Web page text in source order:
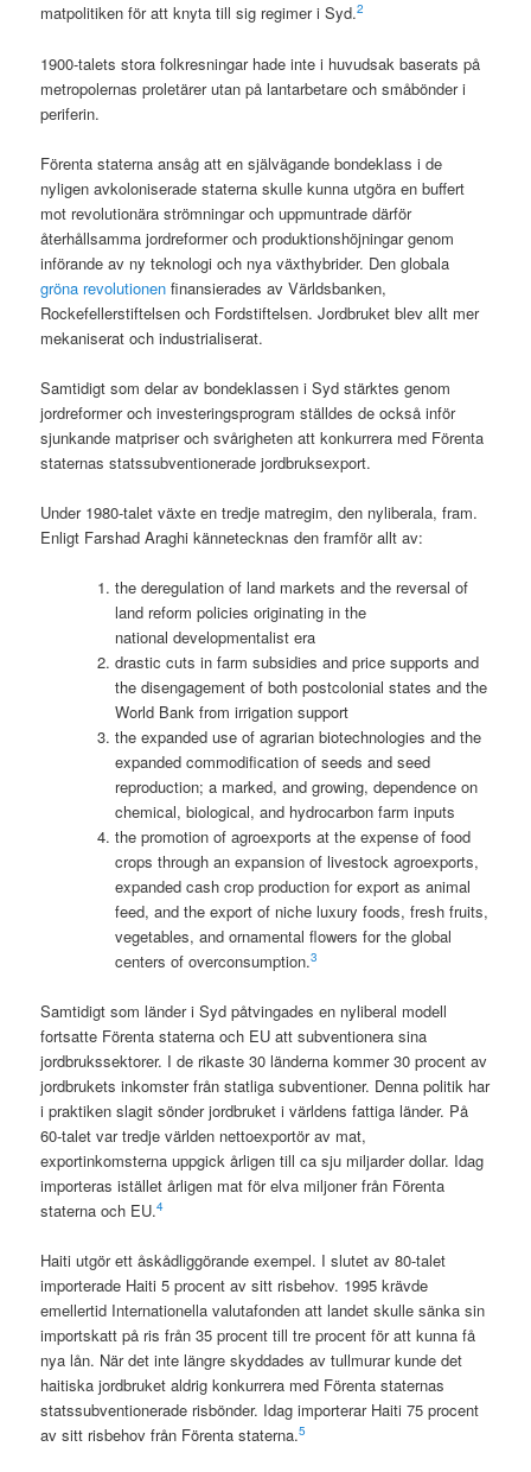
matpolitiken för att knyta till sig regimer i Syd.2
1900-talets stora folkresningar hade inte i huvudsak baserats på
metropolernas proletärer utan på lantarbetare och småbönder i
periferin.
Förenta staterna ansåg att en självägande bondeklass i de
nyligen avkoloniserade staterna skulle kunna utgöra en buffert
mot revolutionära strömningar och uppmuntrade därför
återhållsamma jordreformer och produktionshöjningar genom
införande av ny teknologi och nya växthybrider. Den globala
gröna revolutionen finansierades av Världsbanken,
Rockefellerstiftelsen och Fordstiftelsen. Jordbruket blev allt mer
mekaniserat och industrialiserat.
Samtidigt som delar av bondeklassen i Syd stärktes genom
jordreformer och investeringsprogram ställdes de också inför
sjunkande matpriser och svårigheten att konkurrera med Förenta
staternas statssubventionerade jordbruksexport.
Under 1980-talet växte en tredje matregim, den nyliberala, fram.
Enligt Farshad Araghi kännetecknas den framför allt av:
the deregulation of land markets and the reversal of
land reform policies originating in the
national developmentalist era
drastic cuts in farm subsidies and price supports and
the disengagement of both postcolonial states and the
World Bank from irrigation support
the expanded use of agrarian biotechnologies and the
expanded commodification of seeds and seed
reproduction; a marked, and growing, dependence on
chemical, biological, and hydrocarbon farm inputs
the promotion of agroexports at the expense of food
crops through an expansion of livestock agroexports,
expanded cash crop production for export as animal
feed, and the export of niche luxury foods, fresh fruits,
vegetables, and ornamental flowers for the global
centers of overconsumption.3
Samtidigt som länder i Syd påtvingades en nyliberal modell
fortsatte Förenta staterna och EU att subventionera sina
jordbrukssektorer. I de rikaste 30 länderna kommer 30 procent av
jordbrukets inkomster från statliga subventioner. Denna politik har
i praktiken slagit sönder jordbruket i världens fattiga länder. På
60-talet var tredje världen nettoexportör av mat,
exportinkomsterna uppgick årligen till ca sju miljarder dollar. Idag
importeras istället årligen mat för elva miljoner från Förenta
staterna och EU.4
Haiti utgör ett åskådliggörande exempel. I slutet av 80-talet
importerade Haiti 5 procent av sitt risbehov. 1995 krävde
emellertid Internationella valutafonden att landet skulle sänka sin
importskatt på ris från 35 procent till tre procent för att kunna få
nya lån. När det inte längre skyddades av tullmurar kunde det
haitiska jordbruket aldrig konkurrera med Förenta staternas
statssubventionerade risbönder. Idag importerar Haiti 75 procent
av sitt risbehov från Förenta staterna.5